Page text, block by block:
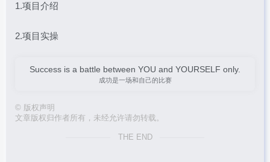
1.项目介绍
2.项目实操
Success is a battle between YOU and YOURSELF only.
成功是一场和自己的比赛
© 版权声明
文章版权归作者所有，未经允许请勿转载。
THE END